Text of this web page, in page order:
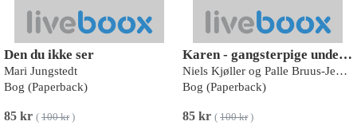
Den du ikke ser
Mari Jungstedt
Bog (Paperback)
85 kr ( 100 kr)
Karen - gangsterpige under besættelsen PB
Niels Kjøller og Palle Bruus-Jensen
Bog (Paperback)
85 kr ( 100 kr)